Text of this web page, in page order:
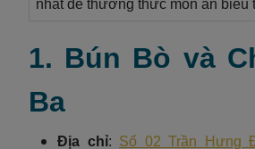
nhất để thưởng thức món ăn biểu
1. Bún Bò và
Ba
Địa chỉ: Số 02 Trần Hưng